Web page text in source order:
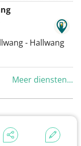
- Hallwang
Meer diensten...